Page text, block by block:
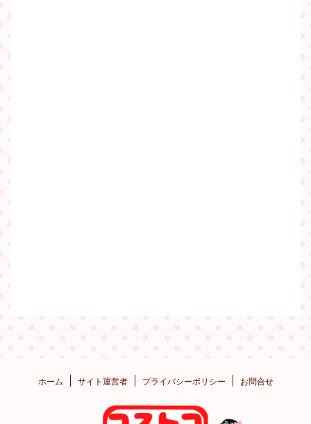
ホーム サイト運営者 プライバシーポリシー お問合せ